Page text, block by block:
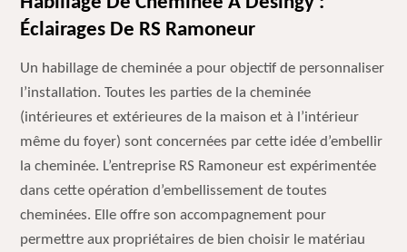
Éclairages De RS Ramoneur
Un habillage de cheminée a pour objectif de personnaliser
l’installation. Toutes les parties de la cheminée
(intérieures et extérieures de la maison et à l’intérieur
même du foyer) sont concernées par cette idée d’embellir
la cheminée. L’entreprise RS Ramoneur est expérimentée
dans cette opération d’embellissement de toutes
cheminées. Elle offre son accompagnement pour
permettre aux propriétaires de bien choisir le matériau